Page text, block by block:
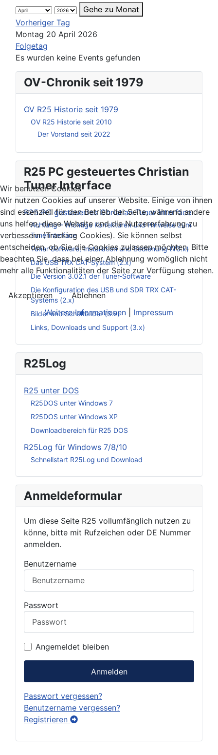
OV-Chronik seit 1979
OV R25 Historie seit 1979
OV R25 Historie seit 2010
Der Vorstand seit 2022
R25 PC gesteuertes Christian
Tuner Interface
R25 PC gesteuertes Christian Tuner Interface
Achtung – Wichtige Korrekturen und Hinweise zum
Tunerinterface
Tuner Software, Installation und Bedienung (V3.x)
Das USB TRX CAT-System (2.x)
Die Version 3.02.1 der Tuner-Software
Die Konfiguration des USB und SDR TRX CAT-
Systems (2.x)
Bilder und Schaltbilder (3.x)
Links, Downloads und Support (3.x)
R25Log
R25 unter DOS
R25DOS unter Windows 7
R25DOS unter Windows XP
Downloadbereich für R25 DOS
R25Log für Windows 7/8/10
Schnellstart R25Log und Download
Anmeldeformular
Um diese Seite R25 vollumfänglich nutzen zu
könne, bitte mit Rufzeichen oder DE Nummer
anmelden.
Benutzername
Passwort
Angemeldet bleiben
Anmelden
Passwort vergessen?
Benutzername vergessen?
Registrieren
Gehe zu Monat
Vorheriger Tag
Montag 20 April 2026
Folgetag
Es wurden keine Events gefunden
Wir benutzen Cookies
Wir nutzen Cookies auf unserer Website. Einige von ihnen
sind essenziell für den Betrieb der Seite, während andere
uns helfen, diese Website und die Nutzererfahrung zu
verbessern (Tracking Cookies). Sie können selbst
entscheiden, ob Sie die Cookies zulassen möchten. Bitte
beachten Sie, dass bei einer Ablehnung womöglich nicht
mehr alle Funktionalitäten der Seite zur Verfügung stehen.
Akzeptieren
Ablehnen
Weitere Informationen
Impressum